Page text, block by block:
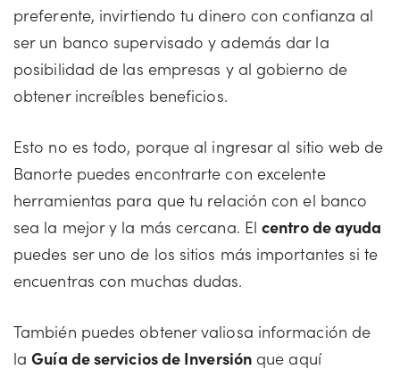
preferente, invirtiendo tu dinero con confianza al
ser un banco supervisado y además dar la
posibilidad de las empresas y al gobierno de
obtener increíbles beneficios.
Esto no es todo, porque al ingresar al sitio web de
Banorte puedes encontrarte con excelente
herramientas para que tu relación con el banco
sea la mejor y la más cercana. Elcentro de ayuda
puedes ser uno de los sitios más importantes si te
encuentras con muchas dudas.
También puedes obtener valiosa información de
laGuía de servicios de Inversiónque aquí